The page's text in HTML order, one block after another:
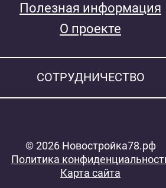
Полезная информация
О проекте
СОТРУДНИЧЕСТВО
© 2026 Новостройка78.рф
Политика
Карта сайта